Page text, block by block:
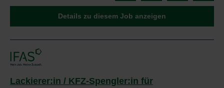
Details zu diesem Job anzeigen
Lackierer:in / KFZ-Spengler:in für